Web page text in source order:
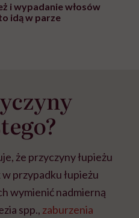
i wypadanie włosów
idą w parze
że przyczyny łupieżu
przypadku łupieżu
wymienić nadmierną
spp., zaburzenia